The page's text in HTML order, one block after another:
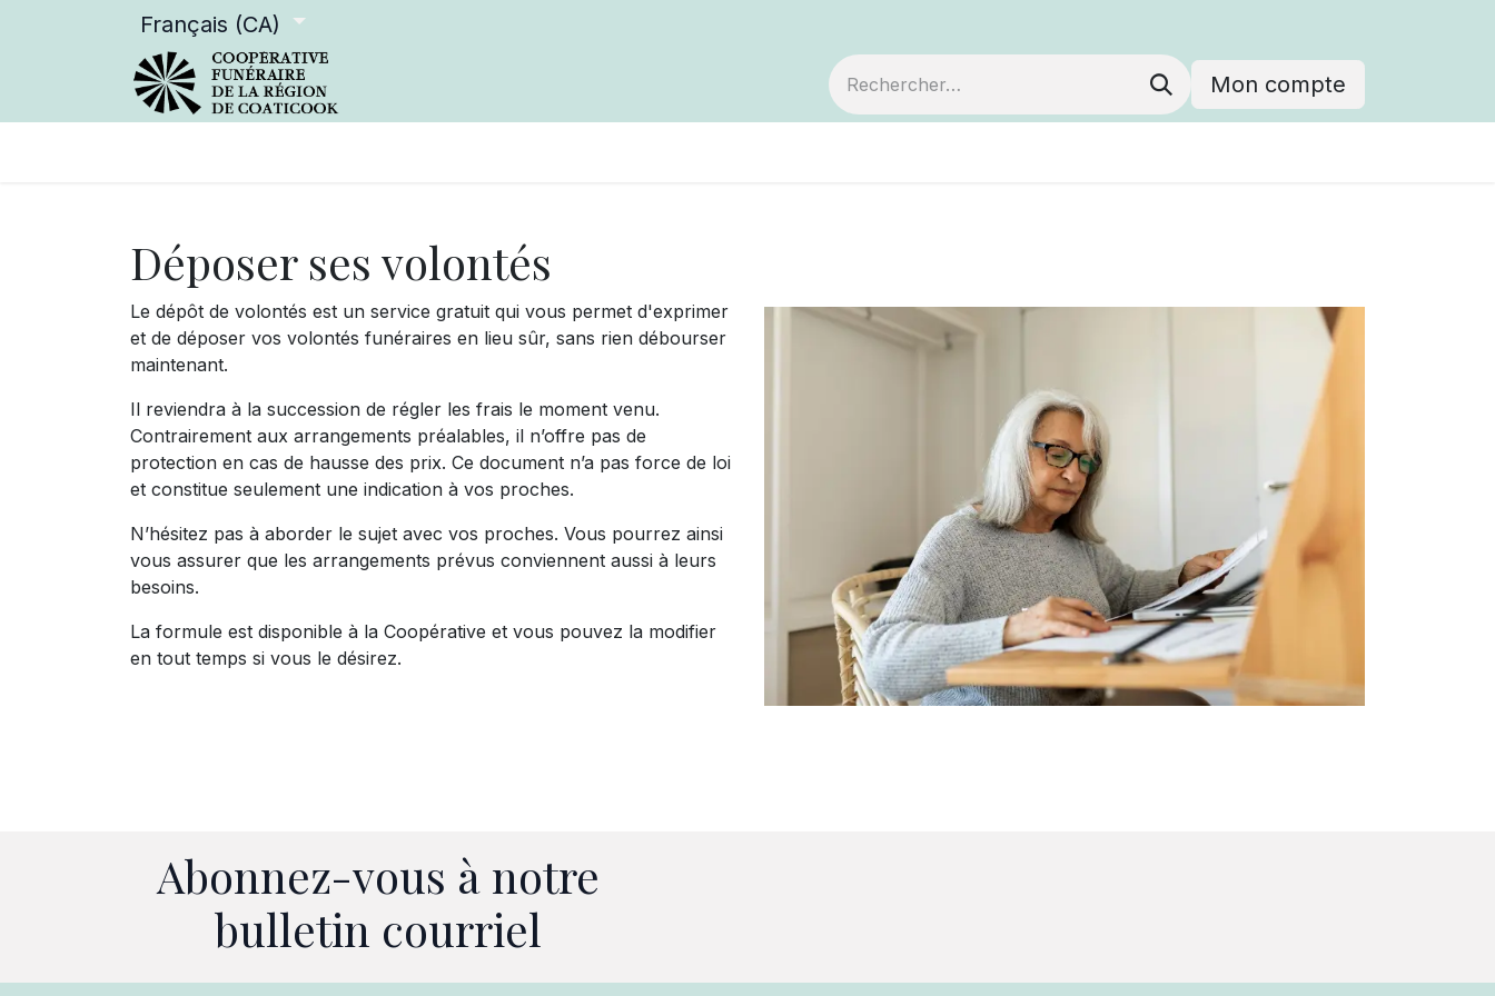
Français (CA)
Mon compte
Déposer ses volontés
Le dépôt de volontés est un service gratuit qui vous permet d'exprimer
et de déposer vos volontés funéraires en lieu sûr, sans rien débourser
maintenant.
Il reviendra à la succession de régler les frais le moment venu.
Contrairement aux arrangements préalables, il n’offre pas de
protection en cas de hausse des prix. Ce document n’a pas force de loi
et constitue seulement une indication à vos proches.
N’hésitez pas à aborder le sujet avec vos proches. Vous pourrez ainsi
vous assurer que les arrangements prévus conviennent aussi à leurs
besoins.
La formule est disponible à la Coopérative et vous pouvez la modifier
en tout temps si vous le désirez.
Abonnez-vous à notre
bulletin courriel